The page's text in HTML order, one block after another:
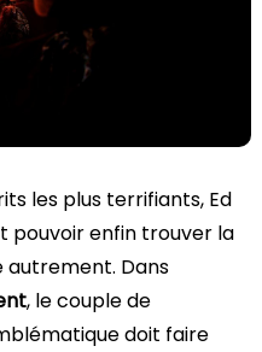
les plus terrifiants, Ed
pouvoir enfin trouver la
autrement. Dans
, le couple de
doit faire